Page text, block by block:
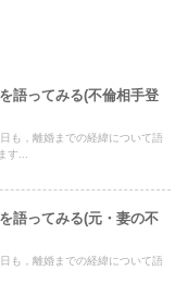
語ってみる(不倫相手登
も，離婚までの経緯について語
す...
語ってみる(元・妻の不
も，離婚までの経緯について語